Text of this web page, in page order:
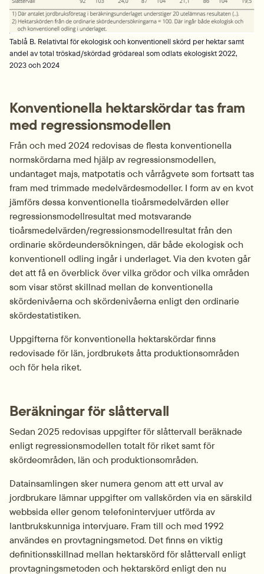
Tablå B. Relativtal för ekologisk och konventionell skörd per hektar samt
andel av total tröskad/skördad grödareal som odlats ekologiskt 2022,
2023 och 2024
Konventionella hektarskördar tas fram
med regressionsmodellen
Från och med 2024 redovisas de flesta konventionella
normskördarna med hjälp av regressionsmodellen,
undantaget majs, matpotatis och vårrågvete som fortsatt tas
fram med trimmade medelvärdesmodeller. I form av en kvot
jämförs dessa konventionella tioårsmedelvärden eller
regressionsmodellresultat med motsvarande
tioårsmedelvärden/regressionsmodellresultat från den
ordinarie skördeundersökningen, där både ekologisk och
konventionell odling ingår i underlaget. Via den kvoten går
det att få en överblick över vilka grödor och vilka områden
som visar störst skillnad mellan de konventionella
skördenivåerna och skördenivåerna enligt den ordinarie
skördestatistiken.
Uppgifterna för konventionella hektarskördar finns
redovisade för län, jordbrukets åtta produktionsområden
och för hela riket.
Beräkningar för slåttervall
Sedan 2025 redovisas uppgifter för slåttervall beräknade
enligt regressionsmodellen totalt för riket samt för
skördeområden, län och produktionsområden.
Datainsamlingen sker numera genom att ett urval av
jordbrukare lämnar uppgifter om vallskörden via en särskild
webbsida eller genom telefonintervjuer utförda av
lantbrukskunniga intervjuare. Fram till och med 1992
användes en provtagningsmetod. Det finns en viktig
definitionsskillnad mellan hektarskörd för slåttervall enligt
provtagningsmetoden och hektarskörd enligt den nu